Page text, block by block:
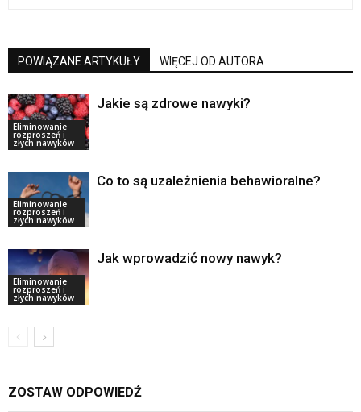
POWIĄZANE ARTYKUŁY WIĘCEJ OD AUTORA
Eliminowanie
rozproszeń i
złych nawyków
Jakie są zdrowe nawyki?
Eliminowanie
rozproszeń i
złych nawyków
Co to są uzależnienia behawioralne?
Eliminowanie
rozproszeń i
złych nawyków
Jak wprowadzić nowy nawyk?
ZOSTAW ODPOWIEDŹ